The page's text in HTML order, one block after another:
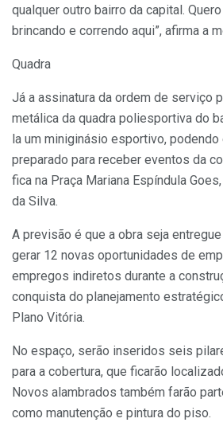
qualquer outro bairro da capital.
brincando e correndo aqui”, afirma a
Quadra
Já a assinatura da ordem de serviço
metálica da quadra poliesportiva do
la um miniginásio esportivo,
preparado para receber eventos da
fica na Praça Mariana Espíndula
da Silva.
A previsão é que a obra seja
gerar 12 novas oportunidades de
empregos indiretos durante a
conquista do planejamento
Plano Vitória.
No espaço, serão inseridos seis
para a cobertura, que ficarão
Novos alambrados também farão
como manutenção e pintura do piso.